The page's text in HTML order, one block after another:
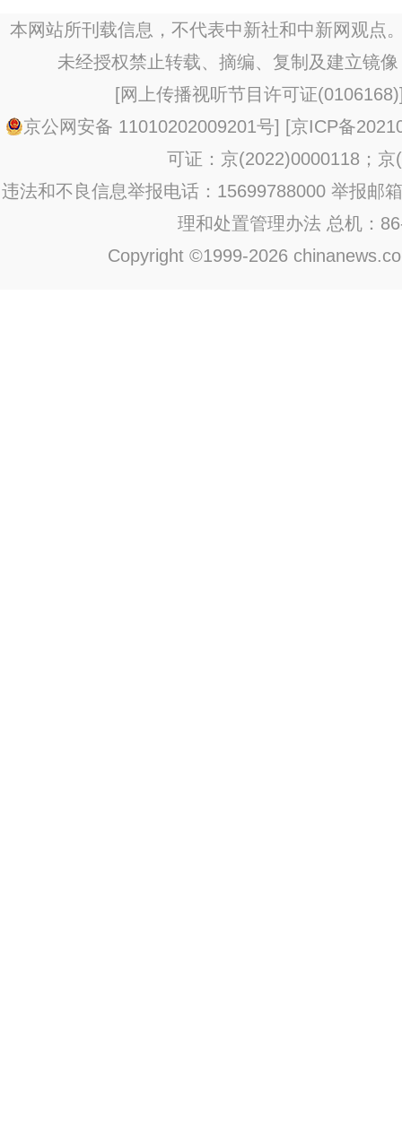
展
本网站所刊载信息，不代表中新社和中新网观点
未经授权禁止转载、摘编、复制及建立镜
[网上传播视听节目许可证(0106168)
京公网安备 11010202009201号] [京ICP备
可证：京(2022)0000118；京
违法和不良信息举报电话：15699788000 举报邮
理和处置管理办法 总机：
Copyright ©1999-2026